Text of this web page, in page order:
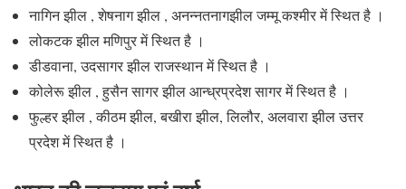
नागिन झील , शेषनाग झील , अनन्नतनागझील जम्मू कश्मीर में स्थित है ।
लोकटक झील मणिपुर में स्थित है ।
डीडवाना, उदसागर झील राजस्थान में स्थित है ।
कोलेरू झील , हुसैन सागर झील आन्ध्रप्रदेश सागर में स्थित है ।
फुल्हर झील , कीठम झील, बखीरा झील, लिलौर, अलवारा झील उत्तर
प्रदेश में स्थित है ।